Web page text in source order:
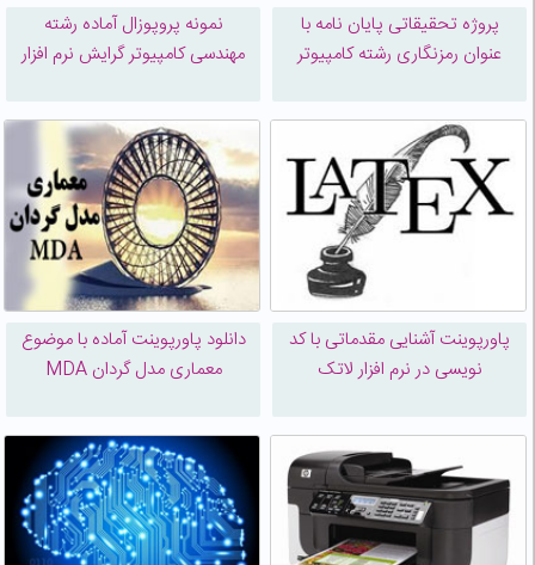
پروژه تحقیقاتی پایان نامه با
عنوان رمزنگاری رشته کامپیوتر
نمونه پروپوزال آماده رشته
مهندسی کامپیوتر گرایش نرم افزار
پاورپوینت آشنایی مقدماتی با کد
نویسی در نرم افزار لاتک
دانلود پاورپوینت آماده با موضوع
معماری مدل گردان MDA